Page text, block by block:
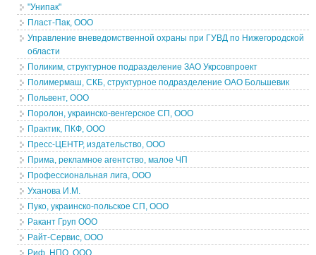
"Унипак"
Пласт-Пак, ООО
Управление вневедомственной охраны при ГУВД по Нижегородской
области
Поликим, структурное подразделение ЗАО Укрсовпроект
Полимермаш, СКБ, структурное подразделение ОАО Большевик
Польвент, ООО
Поролон, украинско-венгерское СП, ООО
Практик, ПКФ, ООО
Пресс-ЦЕНТР, издательство, ООО
Прима, рекламное агентство, малое ЧП
Профессиональная лига, ООО
Уханова И.М.
Пуко, украинско-польское СП, ООО
Ракант Груп ООО
Райт-Сервис, ООО
Риф, НПО, ООО